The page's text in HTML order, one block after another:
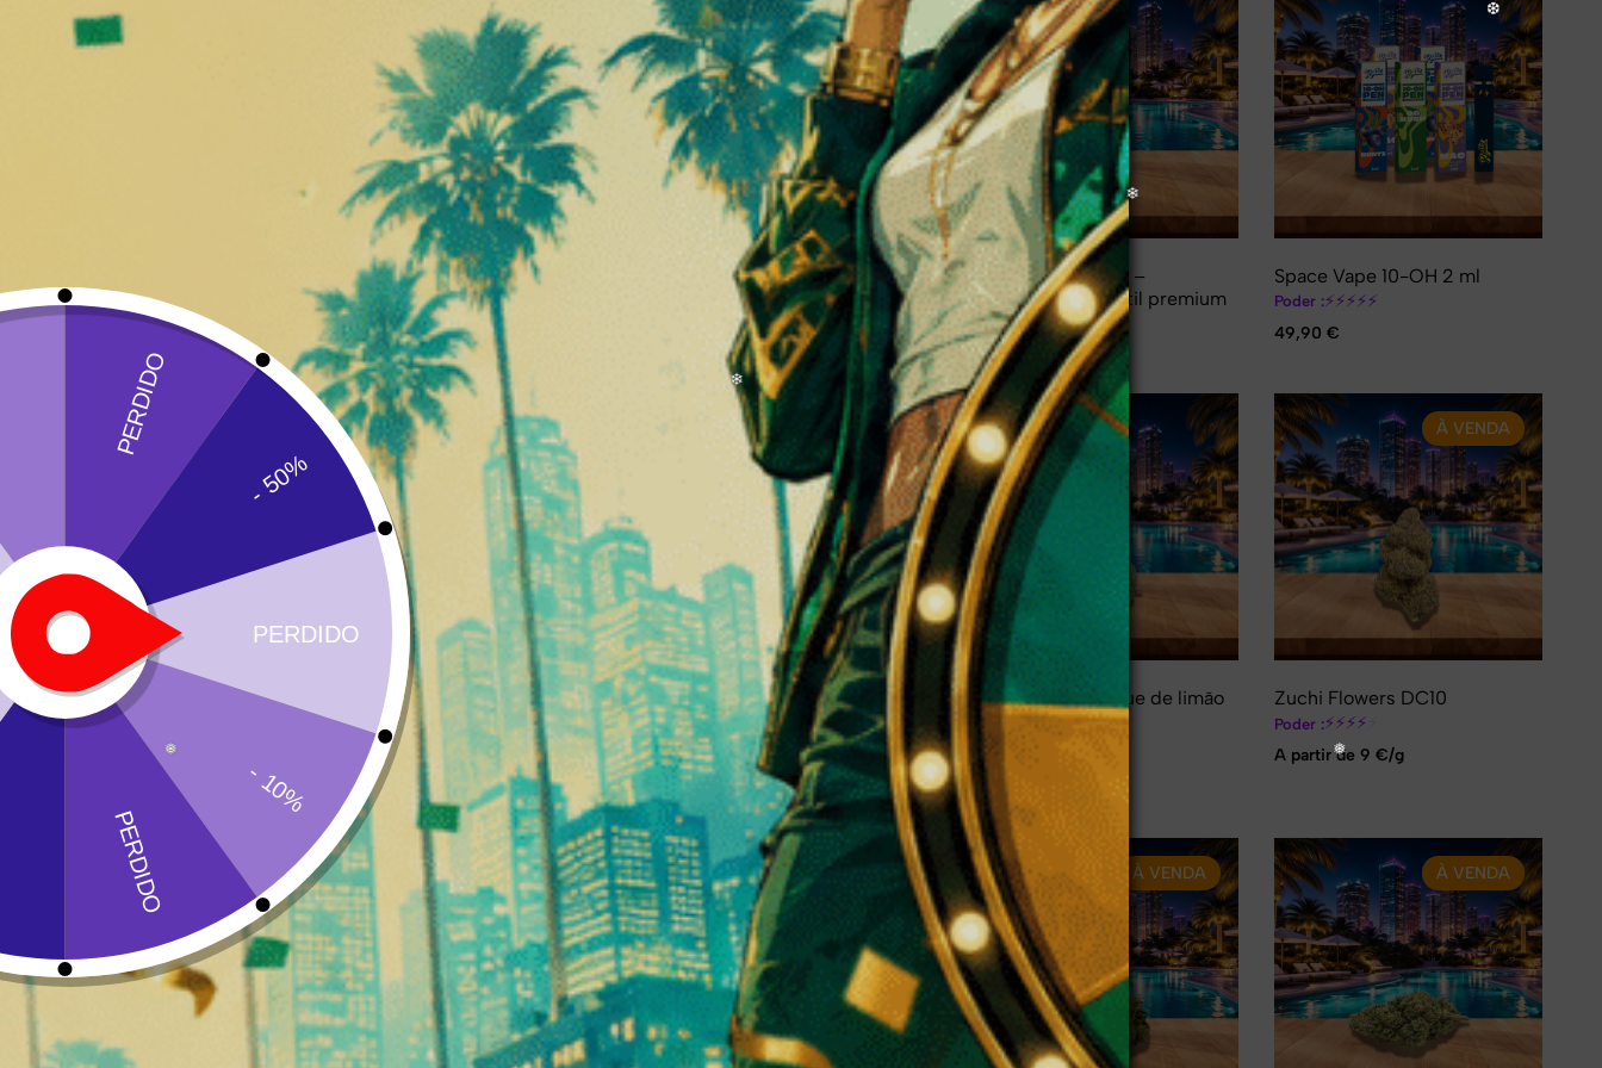
Pacote com 50 filtros
Cones RAW – Pacote com 3
unidades
1,50€
tubo de armazenamento RAW
Arizer Solo 2 MAX –
Vaporizador portátil premium
199,00€
Space Vape 10-OH 2 ml
Poder :⚡⚡⚡⚡⚡
49,90€
Amnesia CBD Prerolls
Poder :⚡ ⚡⚡
A partir de 5 euros
À VENDA
Resina de CBD com Limão
Piatela
Poder : ⚡⚡
A partir de 5 €/g
À VENDA
Resina de CBD creme amarelo
Poder : ⚡⚡
⚡
A partir de 5 €/g
Flores de merengue de limão
DC10
Poder : ⚡ ⚡
A partir de 9 €/g
À VENDA
Zuchi Flowers DC10
Poder :⚡⚡⚡⚡
A partir de 9 €/g
À VENDA À VENDA À VENDA
❆
❆